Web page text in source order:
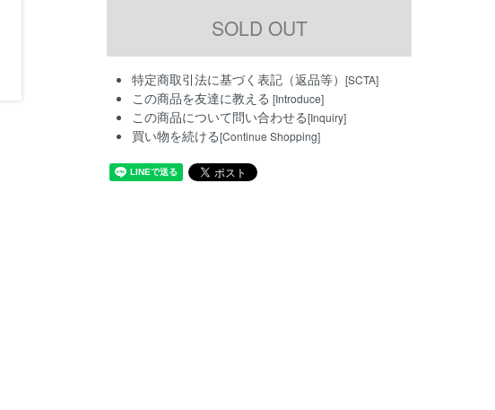
特定商取引法に基づく表記（返品等）[SCTA]
この商品を友達に教える [Introduce]
この商品について問い合わせる[Inquiry]
買い物を続ける[Continue Shopping]